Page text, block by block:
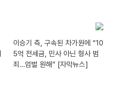
이승기 측, 구속된 차가원에 “10
5억 전세금, 민사 아닌 형사 범
죄…엄벌 원해” [자막뉴스]